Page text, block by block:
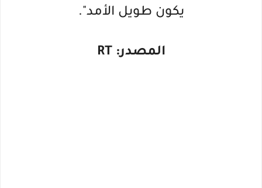
يكون طويل الأمد".
المصدر: RT